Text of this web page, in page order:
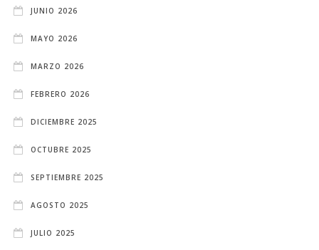
JUNIO 2026
MAYO 2026
MARZO 2026
FEBRERO 2026
DICIEMBRE 2025
OCTUBRE 2025
SEPTIEMBRE 2025
AGOSTO 2025
JULIO 2025